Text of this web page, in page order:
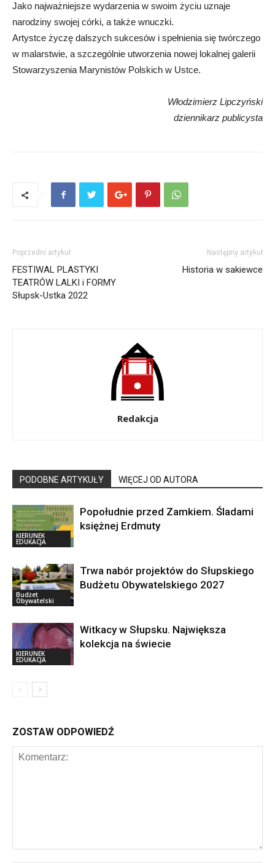
Jako najważniejsze wydarzenia w swoim życiu uznaje
narodziny swojej córki, a także wnuczki.
Artystce życzę dalszych sukcesów i spełnienia się twórczego
w malarstwie, a szczególnie utworzenia nowej lokalnej galerii
Stowarzyszenia Marynistów Polskich w Ustce.
Włodzimierz Lipczyński
dziennikarz publicysta
Poprzedni artykuł
FESTIWAL PLASTYKI
TEATRÓW LALKI i FORMY
Słupsk-Ustka 2022
Następny artykuł
Historia w sakiewce
Redakcja
PODOBNE ARTYKUŁY WIĘCEJ OD AUTORA
KIERUNEK
EDUKACJA
Popołudnie przed Zamkiem. Śladami
księżnej Erdmuty
Budżet
Obywatelski
Trwa nabór projektów do Słupskiego
Budżetu Obywatelskiego 2027
KIERUNEK
EDUKACJA
Witkacy w Słupsku. Największa
kolekcja na świecie
ZOSTAW ODPOWIEDŹ